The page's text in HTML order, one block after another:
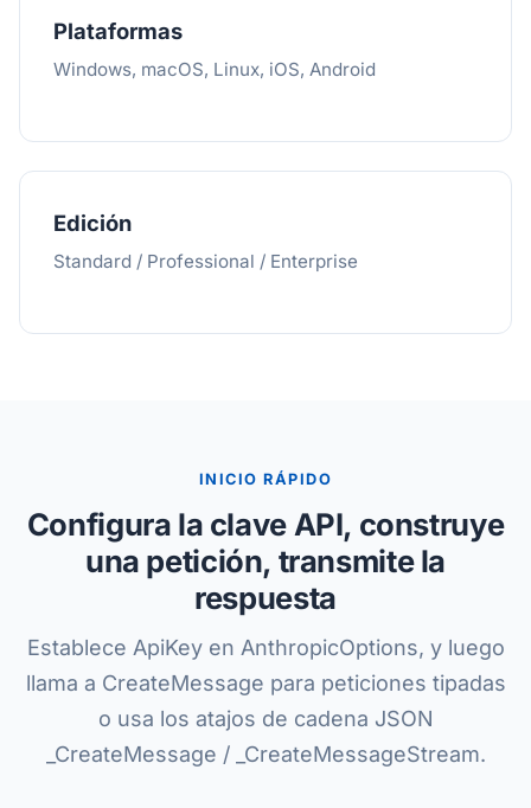
Plataformas
Windows, macOS, Linux, iOS, Android
Edición
Standard / Professional / Enterprise
INICIO RÁPIDO
Configura la clave API, construye
una petición, transmite la
respuesta
Establece ApiKey en AnthropicOptions, y luego
llama a CreateMessage para peticiones tipadas
o usa los atajos de cadena JSON
_CreateMessage / _CreateMessageStream.